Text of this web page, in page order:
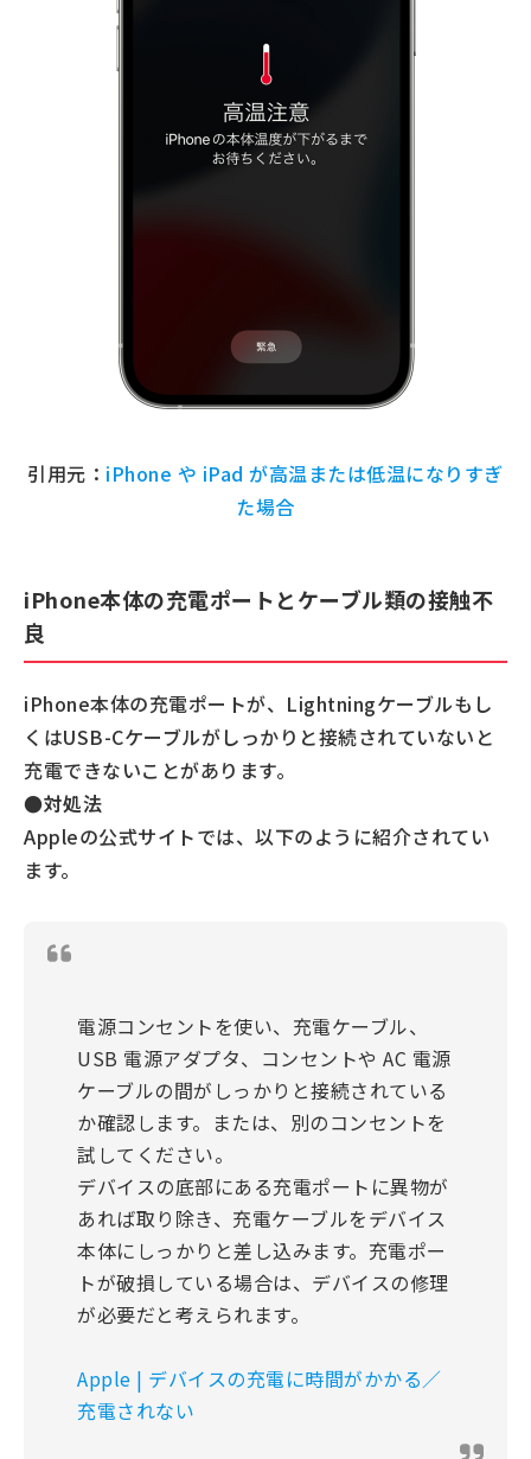
引用元： iPhone や iPad が高温または低温になりすぎ
た場合
iPhone本体の充電ポートとケーブル類の接触不
良
iPhone本体の充電ポートが、Lightningケーブルもし
くはUSB-Cケーブルがしっかりと接続されていないと
充電できないことがあります。
●対処法
Appleの公式サイトでは、以下のように紹介されてい
ます。
電源コンセントを使い、充電ケーブル、
USB 電源アダプタ、コンセントや AC 電源
ケーブルの間がしっかりと接続されている
か確認します。または、別のコンセントを
試してください。
デバイスの底部にある充電ポートに異物が
あれば取り除き、充電ケーブルをデバイス
本体にしっかりと差し込みます。充電ポー
トが破損している場合は、デバイスの修理
が必要だと考えられます。
Apple | デバイスの充電に時間がかかる／
充電されない